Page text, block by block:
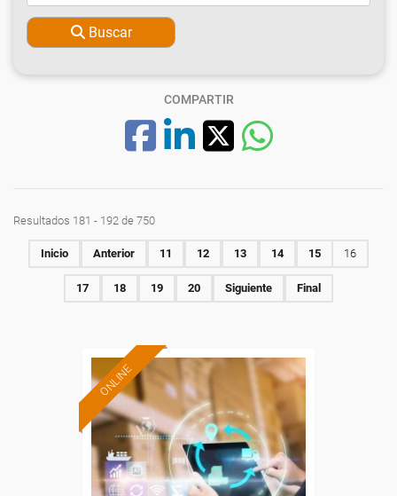
Buscar
COMPARTIR
Resultados 181 - 192 de 750
Inicio Anterior 11 12 13 14 15 16
17 18 19 20 Siguiente Final
ONLINE